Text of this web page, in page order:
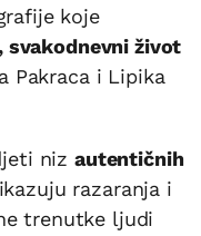
koje
svakodnevni život
Pakraca i Lipika
niz autentičnih
razaranja i
trenutke ljudi